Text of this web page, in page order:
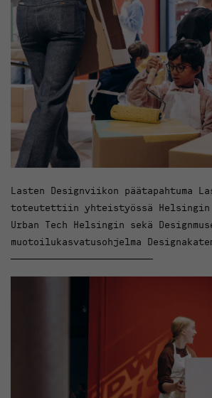
Lasten Designviikon päätapahtuma
toteutettiin yhteistyössä Helsingin
Urban Tech Helsingin sekä
muotoilukasvatusohjelma